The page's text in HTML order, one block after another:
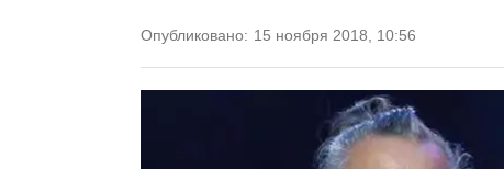
Опубликовано: 15 ноября 2018, 10:56